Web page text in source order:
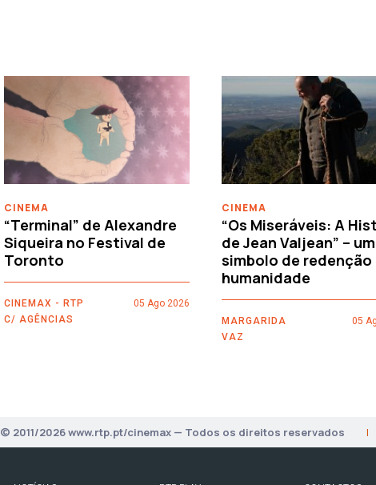
CINEMA
“Terminal” de Alexandre
Siqueira no Festival de
Toronto
CINEMAX - RTP
C/ AGÊNCIAS
05 Ago 2026
CINEMA
“Os Miseráveis: A
de Jean Valjean” – um
simbolo de redenção
humanidade
MARGARIDA
VAZ
05
© 2011/2026 www.rtp.pt/cinemax — Todos os direitos reservados |